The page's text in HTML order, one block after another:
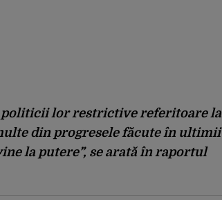
politicii lor restrictive referitoare la
din progresele făcute în ultimii
la putere”, se arată în raportul